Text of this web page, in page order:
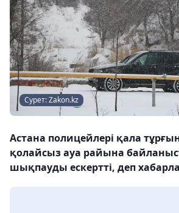
Сурет: Zakon.kz
Астана полицейлері қала
қолайсыз ауа райына
шықпауды ескертті, деп